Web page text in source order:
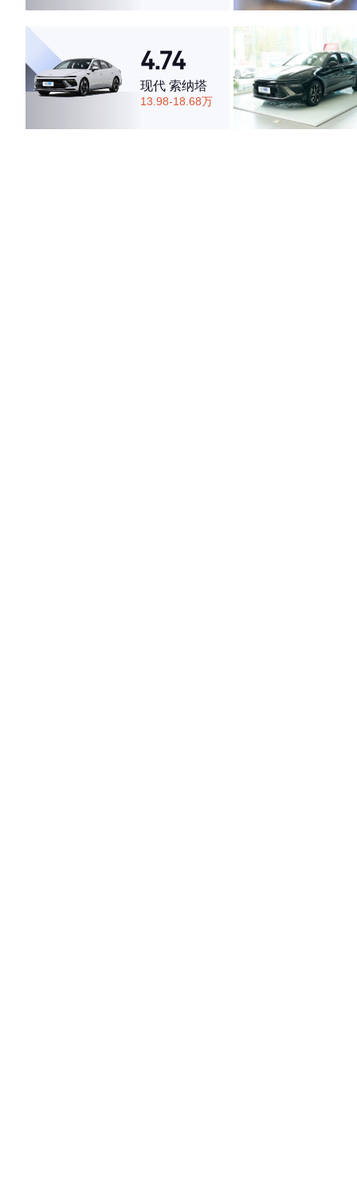
4.74
现代 索纳塔
13.98-18.68万